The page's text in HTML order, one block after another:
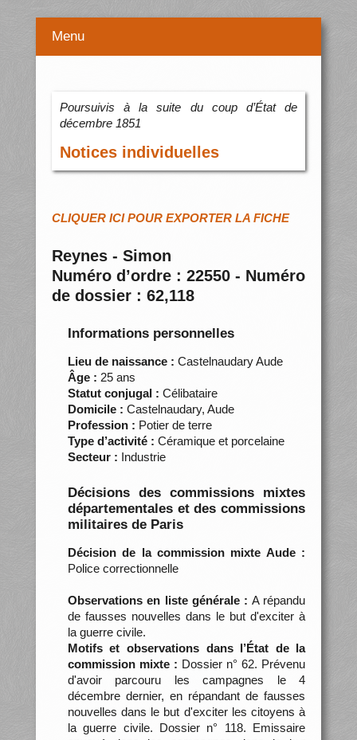
Menu
Poursuivis à la suite du coup d’État de
décembre 1851
Notices individuelles
CLIQUER ICI POUR EXPORTER LA FICHE
Reynes - Simon
Numéro d’ordre : 22550 - Numéro
de dossier : 62,118
Informations personnelles
Lieu de naissance : Castelnaudary Aude
Âge : 25 ans
Statut conjugal : Célibataire
Domicile : Castelnaudary, Aude
Profession : Potier de terre
Type d’activité : Céramique et porcelaine
Secteur : Industrie
Décisions des commissions mixtes
départementales et des commissions
militaires de Paris
Décision de la commission mixte Aude :
Police correctionnelle
Observations en liste générale : A répandu
de fausses nouvelles dans le but d'exciter à
la guerre civile.
Motifs et observations dans l’État de la
commission mixte : Dossier n° 62. Prévenu
d'avoir parcouru les campagnes le 4
décembre dernier, en répandant de fausses
nouvelles dans le but d'exciter les citoyens à
la guerre civile. Dossier n° 118. Emissaire